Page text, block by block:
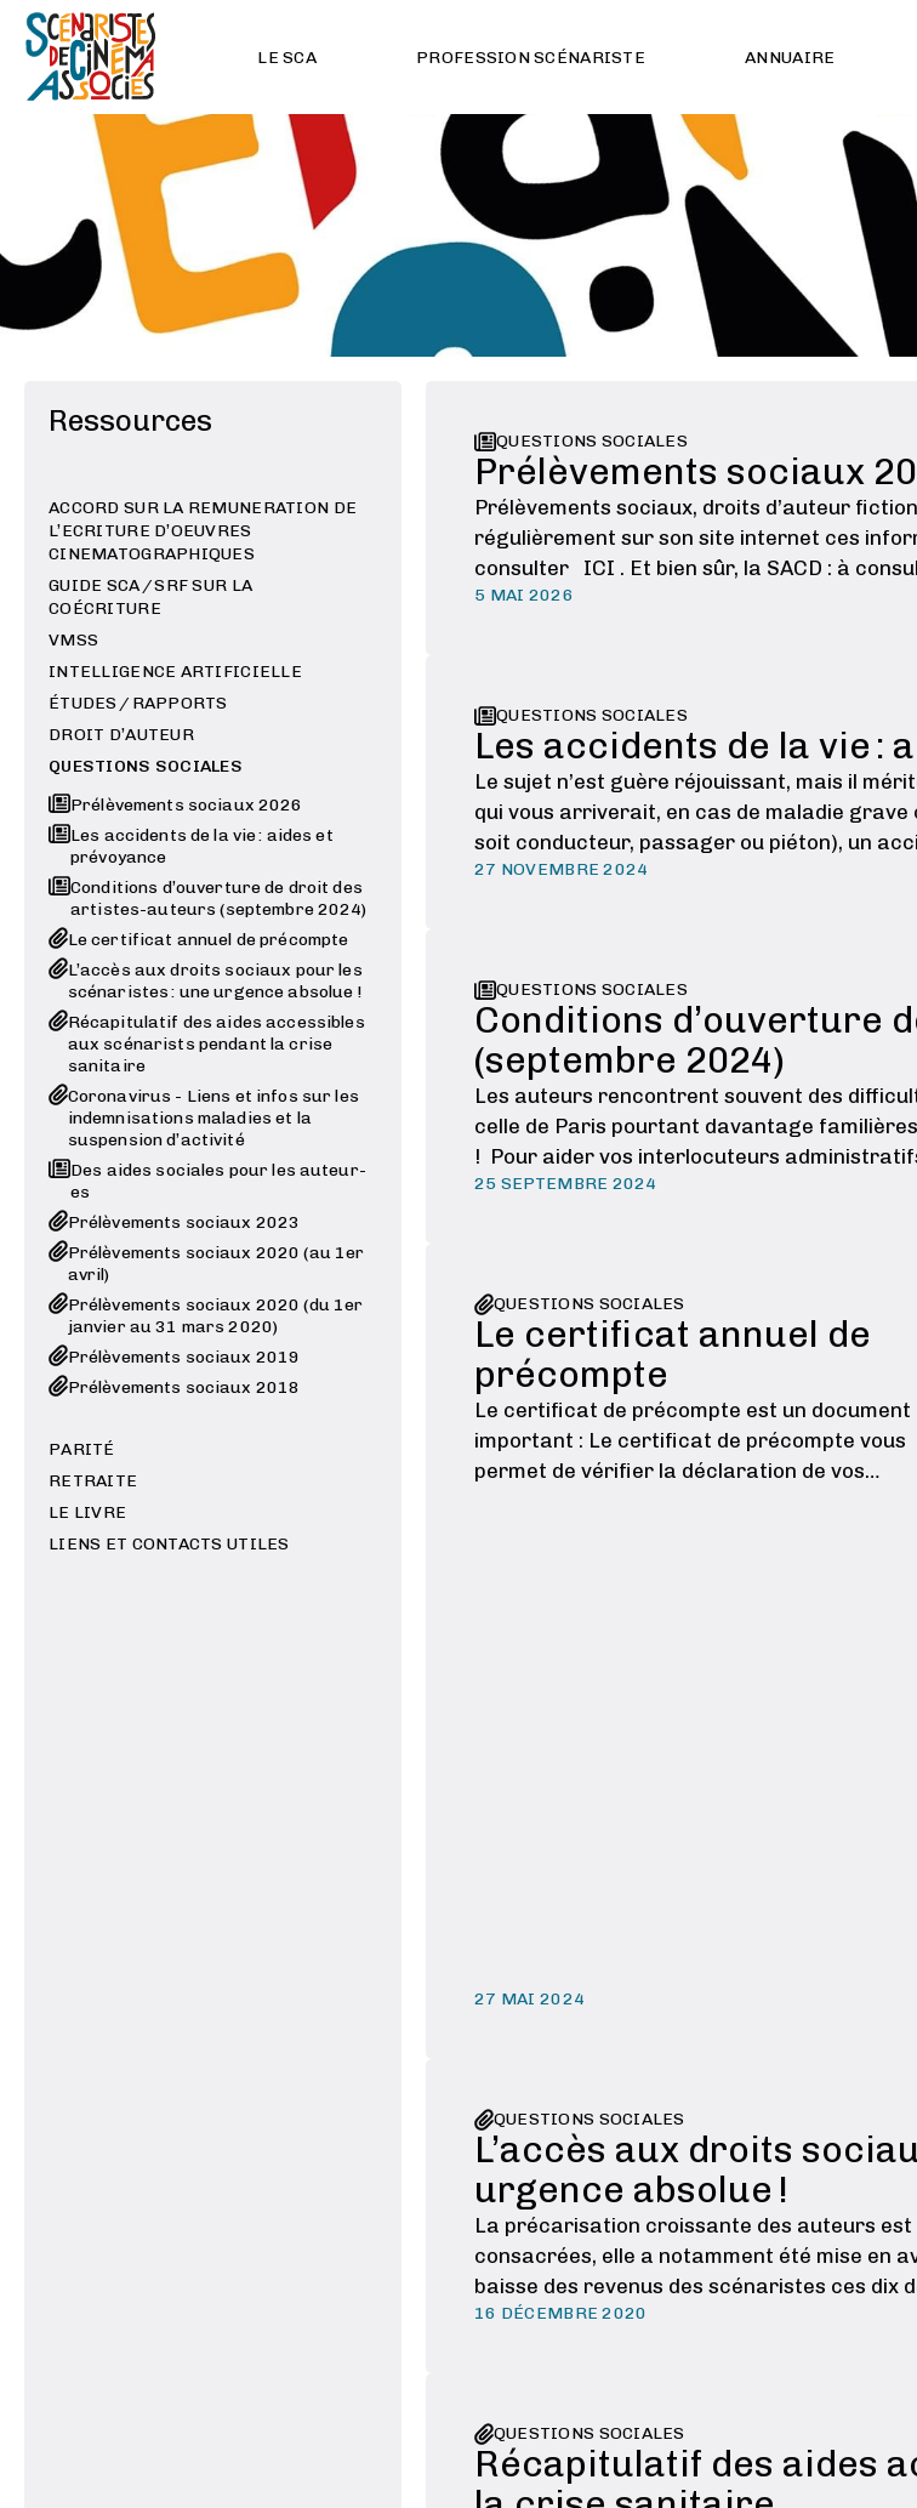
LE SCA PROFESSION SCÉNARISTE ANNUAIRE
Ressources
ACCORD SUR LA REMUNERATION DE
L’ECRITURE D’OEUVRES
CINEMATOGRAPHIQUES
GUIDE SCA / SRF SUR LA
COÉCRITURE
VMSS
INTELLIGENCE ARTIFICIELLE
ÉTUDES / RAPPORTS
DROIT D’AUTEUR
QUESTIONS SOCIALES
Prélèvements sociaux 2026
Les accidents de la vie : aides et
prévoyance
Conditions d’ouverture de droit des
artistes-auteurs (septembre 2024)
Le certificat annuel de précompte
L’accès aux droits sociaux pour les
scénaristes : une urgence absolue !
Récapitulatif des aides accessibles
aux scénarists pendant la crise
sanitaire
Coronavirus - Liens et infos sur les
indemnisations maladies et la
suspension d’activité
Des aides sociales pour les auteur-
es
Prélèvements sociaux 2023
Prélèvements sociaux 2020 (au 1er
avril)
Prélèvements sociaux 2020 (du 1er
janvier au 31 mars 2020)
Prélèvements sociaux 2019
Prélèvements sociaux 2018
PARITÉ
RETRAITE
LE LIVRE
LIENS ET CONTACTS UTILES
QUESTIONS SOCIALES
Prélèvements sociaux
Prélèvements sociaux, droits d’auteur
régulièrement sur son site internet ces
consulter ICI . Et bien sûr, la SACD : à
5 MAI 2026
QUESTIONS SOCIALES
Les accidents de la vie :
Le sujet n’est guère réjouissant, mais il
qui vous arriverait, en cas de maladie grave
soit conducteur, passager ou piéton), un
27 NOVEMBRE 2024
QUESTIONS SOCIALES
Conditions d’ouverture
(septembre 2024)
Les auteurs rencontrent souvent des
celle de Paris pourtant davantage
! Pour aider vos interlocuteurs
25 SEPTEMBRE 2024
QUESTIONS SOCIALES
Le certificat annuel de
précompte
Le certificat de précompte est un document
important : Le certificat de précompte vous
permet de vérifier la déclaration de vos
27 MAI 2024
QUESTIONS SOCIALES
L’accès aux droits
urgence absolue !
La précarisation croissante des auteurs
consacrées, elle a notamment été mise en
baisse des revenus des scénaristes ces
organismes de gestion …
16 DÉCEMBRE 2020
QUESTIONS SOCIALES
Récapitulatif des aides